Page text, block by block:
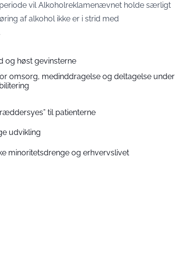
vil Alkoholreklamenævnet holde særligt
af alkohol ikke er i strid med
og høst gevinsterne
omsorg, medinddragelse og deltagelse under
til patienterne
udvikling
minoritetsdrenge og erhvervslivet